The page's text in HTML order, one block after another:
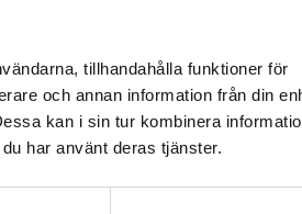
tillhandahålla funktioner för
och annan information från din
kan i sin tur kombinera
har använt deras tjänster.